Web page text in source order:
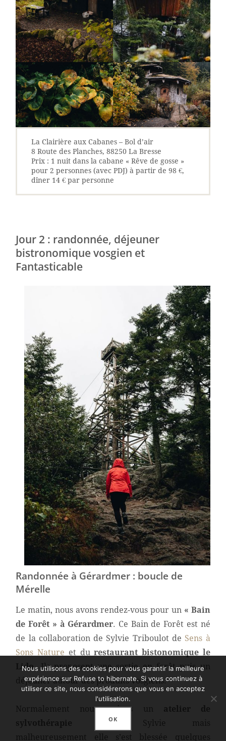
La Clairière aux Cabanes – Bol d’air
8 Route des Planches, 88250 La Bresse
‎Prix : 1 nuit dans la cabane « Rêve de gosse »
pour 2 personnes (avec PDJ) à partir de 98 €,
dîner 14 € par personne
Jour 2 : randonnée, déjeuner
bistronomique vosgien et
Fantasticable
Randonnée à Gérardmer : boucle de
Mérelle
Le matin, nous avons rendez-vous pour un « Bain
de Forêt » à Gérardmer. Ce Bain de Forêt est né
de la collaboration de Sylvie Triboulot de Sens à
Sons Nature et durestaurant bistonomique le
Lido. Ils proposent une sortie en forêt puis un
déjeuner autour des produits vosgiens.
Normalement nous avions un atelier de
sylvothérapie avec Sylvie mais
malheureusement elle s’est blessée quelques
Nous utilisons des cookies pour vous garantir la meilleure
expérience sur Refuse to hibernate. Si vous continuez à
utiliser ce site, nous considérerons que vous en acceptez
l'utilisation.
OK